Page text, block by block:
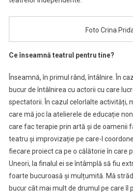
Foto Crina
Ce înseamnă teatrul pentru tine?
Înseamnă, în primul rând, întâlnire. În
bucur de întâlnirea cu actorii cu care
spectatorii. În cazul celorlalte activități,
care mă joc la atelierele de educație
care fac terapie prin artă și de oamenii
teatru și improvizație pe care-l
fiecare proiect ca pe o călătorie în care
Uneori, la finalul ei se întâmplă să fiu
foarte bucuroasă și mulțumită. Mă
bucur cât mai mult de drumul pe care îl